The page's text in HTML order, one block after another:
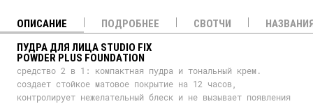
ОПИСАНИЕ ПОДРОБНЕЕ СВОТЧИ
ПУДРА ДЛЯ ЛИЦА STUDIO FIX
POWDER PLUS FOUNDATION
средство 2 в 1: компактная пудра и тональный крем.
создает стойкое матовое покрытие на 12 часов,
контролирует нежелательный блеск и не вызывает появления